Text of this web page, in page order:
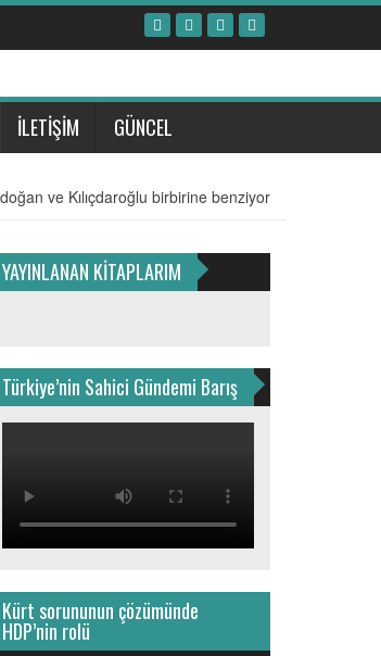
İLETİŞİM GÜNCEL
ve Kılıçdaroğlu birbirine benziyor
YAYINLANAN KİTAPLARIM
Türkiye’nin Sahici Gündemi Barış
Kürt sorununun çözümünde
HDP’nin rolü